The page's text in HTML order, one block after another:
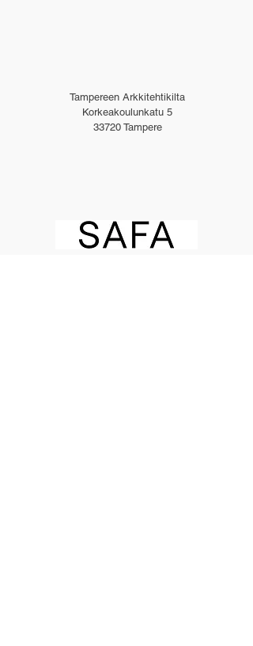
Tampereen Arkkitehtikilta
Korkeakoulunkatu 5
33720 Tampere